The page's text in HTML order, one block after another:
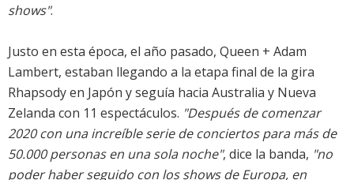
shows".
Justo en esta época, el año pasado, Queen + Adam
Lambert, estaban llegando a la etapa final de la gira
Rhapsody en Japón y seguía hacia Australia y Nueva
Zelanda con 11 espectáculos. "Después de comenzar
2020 con una increíble serie de conciertos para más de
50.000 personas en una sola noche", dice la banda, "no
poder haber seguido con los shows de Europa, en